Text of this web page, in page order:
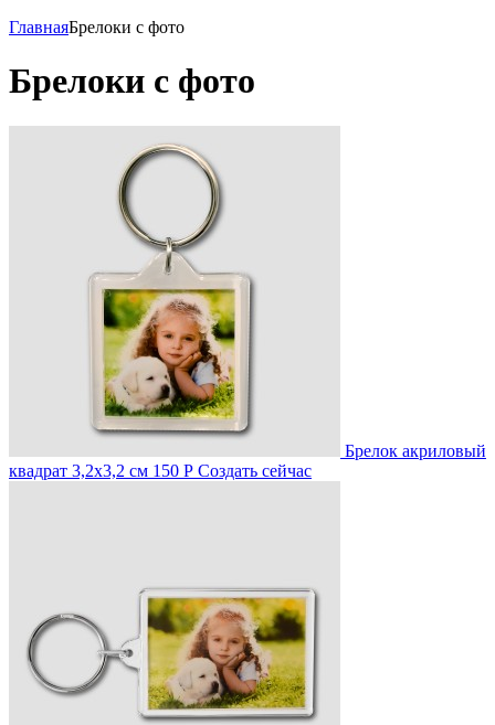
ГлавнаяБрелоки с фото
Брелоки с фото
Брелок акриловый
квадрат 3,2х3,2 см 150 Р Создать сейчас